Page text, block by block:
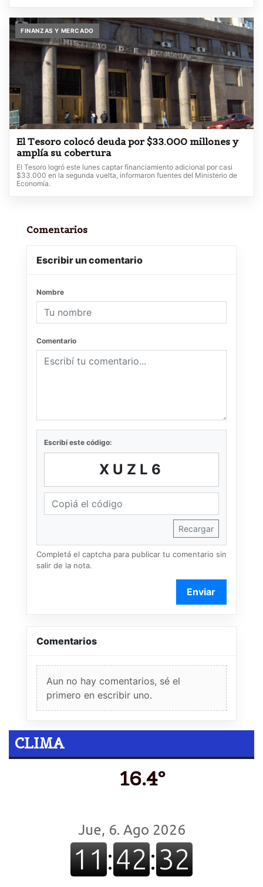
FINANZAS Y MERCADO
El Tesoro colocó deuda por $33.000 millones y
amplía su cobertura
El Tesoro logró este lunes captar financiamiento adicional por casi
$33.000 en la segunda vuelta, informaron fuentes del Ministerio de
Economía.
Comentarios
Escribir un comentario
Nombre
Comentario
Escribí este código:
XUZL6
Recargar
Completá el captcha para publicar tu comentario sin
salir de la nota.
Enviar
Comentarios
Aun no hay comentarios, sé el
primero en escribir uno.
CLIMA
16.4º